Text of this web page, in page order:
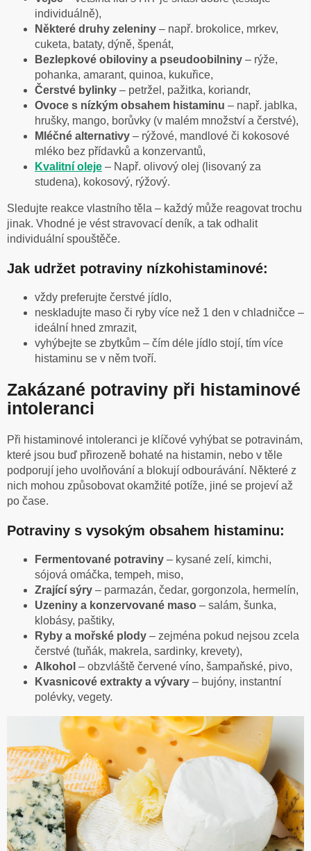
individuálně),
Některé druhy zeleniny – např. brokolice, mrkev,
cuketa, bataty, dýně, špenát,
Bezlepkové obiloviny a pseudoobilniny – rýže,
pohanka, amarant, quinoa, kukuřice,
Čerstvé bylinky – petržel, pažitka, koriandr,
Ovoce s nízkým obsahem histaminu – např. jablka,
hrušky, mango, borůvky (v malém množství a čerstvé),
Mléčné alternativy – rýžové, mandlové či kokosové
mléko bez přídavků a konzervantů,
Kvalitní oleje – Např. olivový olej (lisovaný za
studena), kokosový, rýžový.
Sledujte reakce vlastního těla – každý může reagovat trochu
jinak. Vhodné je vést stravovací deník, a tak odhalit
individuální spouštěče.
Jak udržet potraviny nízkohistaminové:
vždy preferujte čerstvé jídlo,
neskladujte maso či ryby více než 1 den v chladničce –
ideální hned zmrazit,
vyhýbejte se zbytkům – čím déle jídlo stojí, tím více
histaminu se v něm tvoří.
Zakázané potraviny při histaminové
intoleranci
Při histaminové intoleranci je klíčové vyhýbat se potravinám,
které jsou buď přirozeně bohaté na histamin, nebo v těle
podporují jeho uvolňování a blokují odbourávání. Některé z
nich mohou způsobovat okamžité potíže, jiné se projeví až
po čase.
Potraviny s vysokým obsahem histaminu:
Fermentované potraviny – kysané zelí, kimchi,
sójová omáčka, tempeh, miso,
Zrající sýry – parmazán, čedar, gorgonzola, hermelín,
Uzeniny a konzervované maso – salám, šunka,
klobásy, paštiky,
Ryby a mořské plody – zejména pokud nejsou zcela
čerstvé (tuňák, makrela, sardinky, krevety),
Alkohol – obzvláště červené víno, šampaňské, pivo,
Kvasnicové extrakty a vývary – bujóny, instantní
polévky, vegety.